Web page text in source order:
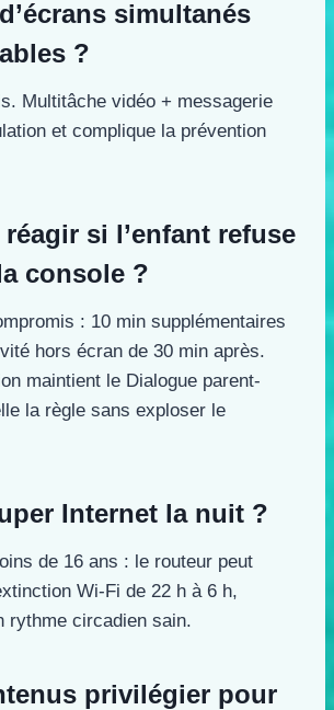
simultanés
?
Multitâche vidéo + messagerie
et complique la prévention
si l’enfant refuse
console ?
: 10 min supplémentaires
hors écran de 30 min après.
maintient le Dialogue parent-
la règle sans exploser le
Internet la nuit ?
de 16 ans : le routeur peut
Wi-Fi de 22 h à 6 h,
rythme circadien sain.
privilégier pour